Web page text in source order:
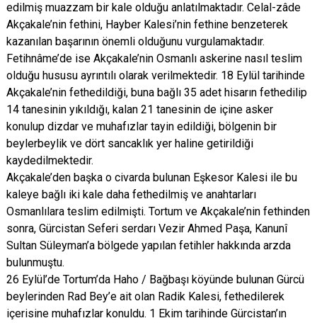
edilmiş muazzam bir kale olduğu anlatılmaktadır. Celal-zâde
Akçakale’nin fethini, Hayber Kalesi’nin fethine benzeterek
kazanılan başarının önemli olduğunu vurgulamaktadır.
Fetihnâme’de ise Akçakale’nin Osmanlı askerine nasıl teslim
olduğu hususu ayrıntılı olarak verilmektedir. 18 Eylül tarihinde
Akçakale’nin fethedildiği, buna bağlı 35 adet hisarın fethedilip
14 tanesinin yıkıldığı, kalan 21 tanesinin de içine asker
konulup dizdar ve muhafızlar tayin edildiği, bölgenin bir
beylerbeylik ve dört sancaklık yer haline getirildiği
kaydedilmektedir.
Akçakale’den başka o civarda bulunan Eşkesor Kalesi ile bu
kaleye bağlı iki kale daha fethedilmiş ve anahtarları
Osmanlılara teslim edilmişti. Tortum ve Akçakale’nin fethinden
sonra, Gürcistan Seferi serdarı Vezir Ahmed Paşa, Kanunî
Sultan Süleyman’a bölgede yapılan fetihler hakkında arzda
bulunmuştu.
26 Eylül’de Tortum’da Haho / Bağbaşı köyünde bulunan Gürcü
beylerinden Rad Bey’e ait olan Radik Kalesi, fethedilerek
içerisine muhafızlar konuldu. 1 Ekim tarihinde Gürcistan’ın